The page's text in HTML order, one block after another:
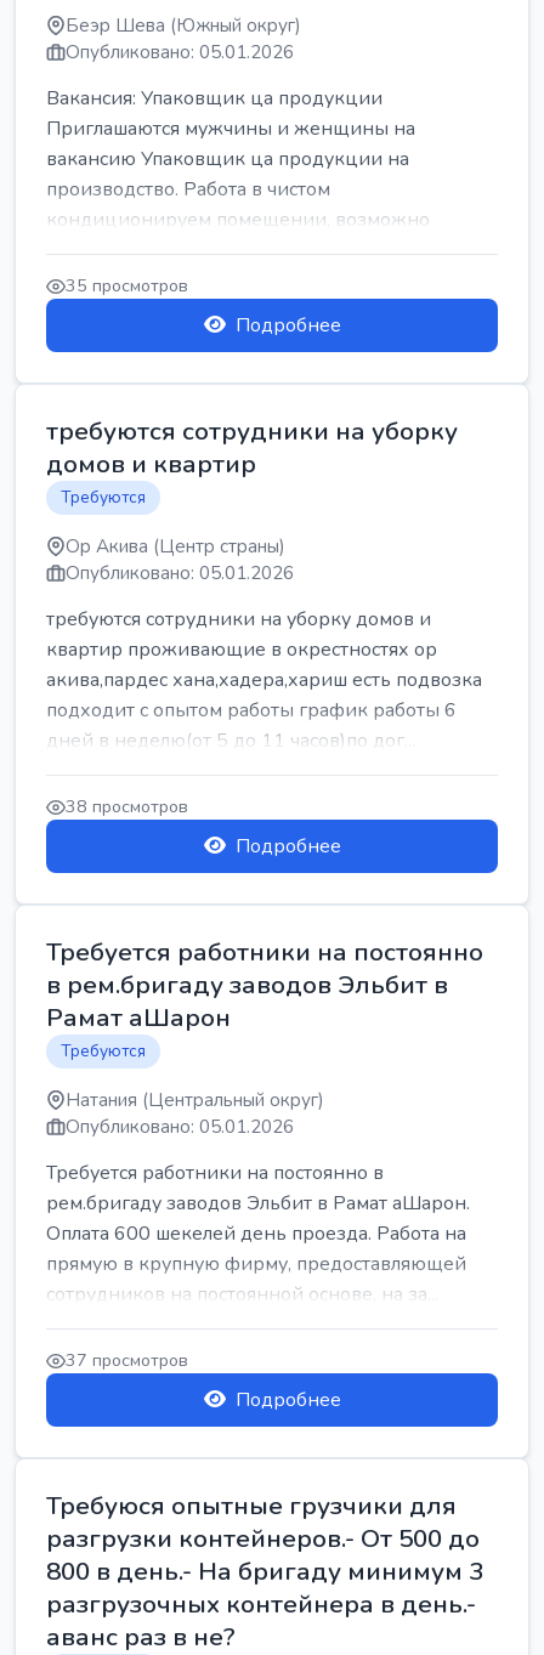
Беэр Шева (Южный округ)
Опубликовано: 05.01.2026
Вакансия: Упаковщик ца продукции
Приглашаются мужчины и женщины на
вакансию Упаковщик ца продукции на
производство. Работа в чистом
кондиционируем помещении, возможно
работать сидя. Работа с воскресен...
35 просмотров
Подробнее
требуются сотрудники на уборку
домов и квартир
Требуются
Ор Акива (Центр страны)
Опубликовано: 05.01.2026
требуются сотрудники на уборку домов и
квартир проживающие в окрестностях ор
акива,пардес хана,хадера,хариш есть подвозка
подходит с опытом работы график работы 6
дней в неделю(от 5 до 11 часов)по дог...
38 просмотров
Подробнее
Требуется работники на постоянно
в рем.бригаду заводов Эльбит в
Рамат аШарон
Требуются
Натания (Центральный округ)
Опубликовано: 05.01.2026
Требуется работники на постоянно в
рем.бригаду заводов Эльбит в Рамат аШарон.
Оплата 600 шекелей день проезда. Работа на
прямую в крупную фирму, предоставляющей
сотрудников на постоянной основе, на за...
37 просмотров
Подробнее
Требуюся опытные грузчики для
разгрузки контейнеров.- От 500 до
800 в день.- На бригаду минимум 3
разгрузочных контейнера в день.-
аванс раз в не?